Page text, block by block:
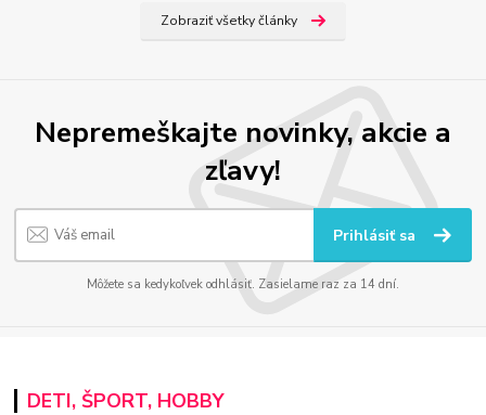
Zobraziť všetky články
Nepremeškajte novinky, akcie a
zľavy!
Prihlásiť sa
Môžete sa kedykoľvek odhlásiť. Zasielame raz za 14 dní.
DETI, ŠPORT, HOBBY